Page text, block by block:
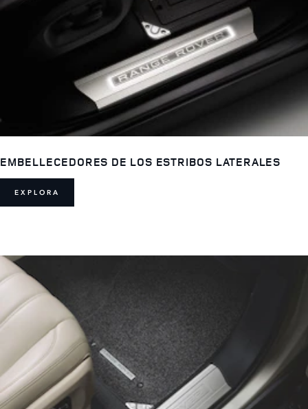
EMBELLECEDORES DE LOS ESTRIBOS LATERALES
EXPLORA